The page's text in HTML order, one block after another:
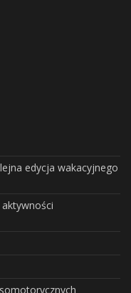
edycja wakacyjnego